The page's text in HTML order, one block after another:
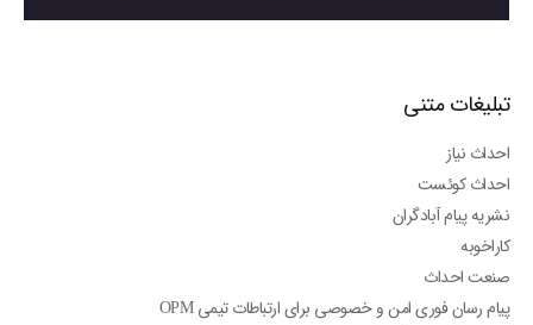
تبلیغات متنی
احداث نیاز
احداث کوئست
نشریه پیام آبادگران
کاراخوبه
صنعت احداث
پیام رسان فوری امن و خصوصی برای ارتباطات تیمی OPM